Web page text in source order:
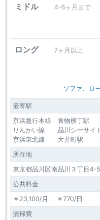
ミドル 4-6ヶ月まで
ロング 7ヶ月以上
ソファ、ロ
最寄駅
京浜急行本線 青物横丁
りんかい線 品川シーサイ
京浜東北線 大井町
所在地
東京都品川区南品川３丁目4-5
公共料金
￥23,100/月 ￥770/日
清掃費